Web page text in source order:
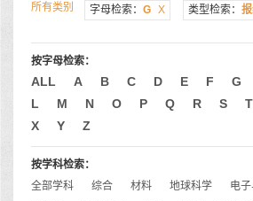
所有类别 字母检索： G X 类型检索：
按字母检索：
ALL A B C D E F G
L
M N O P Q R S T
X
Y Z
按学科检索：
全部学科
综合 材料 地球科学 电